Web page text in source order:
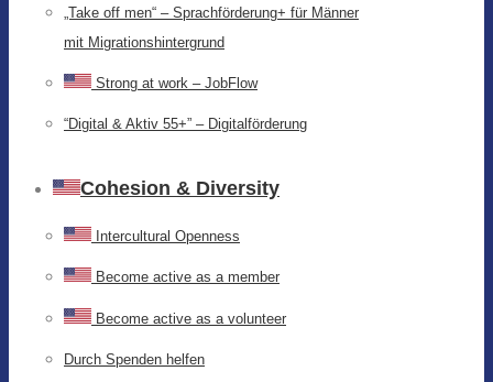
„Take off men“ – Sprachförderung+ für Männer
mit Migrationshintergrund
Strong at work – JobFlow
“Digital & Aktiv 55+” – Digitalförderung
Cohesion & Diversity
Intercultural Openness
Become active as a member
Become active as a volunteer
Durch Spenden helfen